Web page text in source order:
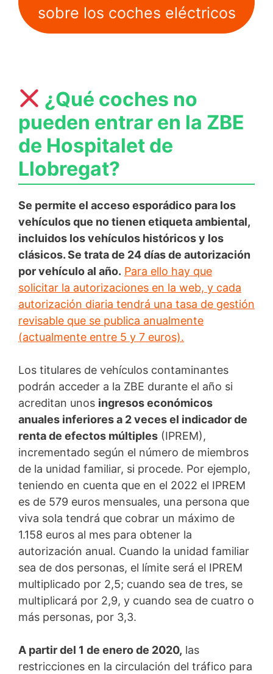
sobre los coches eléctricos
¿Qué coches no
pueden entrar en la ZBE
de Hospitalet de
Llobregat?
Se permite el acceso esporádico para los
vehículos que no tienen etiqueta ambiental,
incluidos los vehículos históricos y los
clásicos. Se trata de 24 días de autorización
por vehículo al año. Para ello hay que
solicitar la autorizaciones en la web, y cada
autorización diaria tendrá una tasa de gestión
revisable que se publica anualmente
(actualmente entre 5 y 7 euros).
Los titulares de vehículos contaminantes
podrán acceder a la ZBE durante el año si
acreditan unos ingresos económicos
anuales inferiores a 2 veces el indicador de
renta de efectos múltiples (IPREM),
incrementado según el número de miembros
de la unidad familiar, si procede. Por ejemplo,
teniendo en cuenta que en el 2022 el IPREM
es de 579 euros mensuales, una persona que
viva sola tendrá que cobrar un máximo de
1.158 euros al mes para obtener la
autorización anual. Cuando la unidad familiar
sea de dos personas, el límite será el IPREM
multiplicado por 2,5; cuando sea de tres, se
multiplicará por 2,9, y cuando sea de cuatro o
más personas, por 3,3.
A partir del 1 de enero de 2020, las
restricciones en la circulación del tráfico para